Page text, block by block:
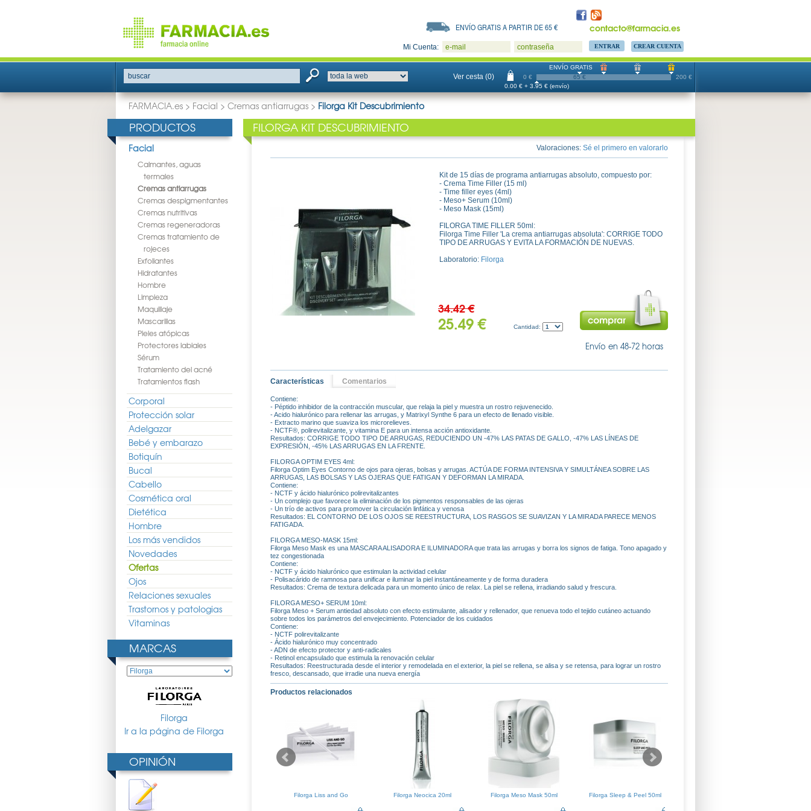
contacto@farmacia.es
ENVÍO GRATIS A PARTIR DE 65 €
Mi Cuenta: e-mail contraseña CREAR CUENTA
buscar Ver cesta (0) 0 € 200 €
ENVÍO GRATIS
65 €
0.00 € + 3.95 € (envío)
FARMACIA.es > Facial > Cremas antiarrugas > Filorga Kit Descubrimiento
PRODUCTOS
Facial
Calmantes, aguas
termales
Cremas antiarrugas
Cremas despigmentantes
Cremas nutritivas
Cremas regeneradoras
Cremas tratamiento de
rojeces
Exfoliantes
Hidratantes
Hombre
Limpieza
Maquillaje
Mascarillas
Pieles atópicas
Protectores labiales
Sérum
Tratamiento del acné
Tratamientos flash
Corporal
Protección solar
Adelgazar
Bebé y embarazo
Botiquín
Bucal
Cabello
Cosmética oral
Dietética
Hombre
Los más vendidos
Novedades
Ofertas
Ojos
Relaciones sexuales
Trastornos y patologias
Vitaminas
MARCAS
Filorga
Ir a la página de Filorga
OPINIÓN
FILORGA KIT DESCUBRIMIENTO
Valoraciones: Sé el primero en valorarlo
Kit de 15 días de programa antiarrugas absoluto, compuesto por:
- Crema Time Filler (15 ml)
- Time filler eyes (4ml)
- Meso+ Serum (10ml)
- Meso Mask (15ml)
FILORGA TIME FILLER 50ml:
Filorga Time Filler 'La crema antiarrugas absoluta': CORRIGE TODO
TIPO DE ARRUGAS Y EVITA LA FORMACIÓN DE NUEVAS.
Laboratorio: Filorga
34.42 €
25.49 € Cantidad:
Envío en 48-72 horas
Características Comentarios
Contiene:
- Péptido inhibidor de la contracción muscular, que relaja la piel y muestra un rostro rejuvenecido.
- Acido hialurónico para rellenar las arrugas, y Matrixyl Synthe 6 para un efecto de llenado visible.
- Extracto marino que suaviza los microrelieves.
- NCTF®, polirevitalizante, y vitamina E para un intensa acción antioxidante.
Resultados: CORRIGE TODO TIPO DE ARRUGAS, REDUCIENDO UN -47% LAS PATAS DE GALLO, -47% LAS LÍNEAS DE
EXPRESIÓN, -45% LAS ARRUGAS EN LA FRENTE.
FILORGA OPTIM EYES 4ml:
Filorga Optim Eyes Contorno de ojos para ojeras, bolsas y arrugas. ACTÚA DE FORMA INTENSIVA Y SIMULTÁNEA SOBRE LAS
ARRUGAS, LAS BOLSAS Y LAS OJERAS QUE FATIGAN Y DEFORMAN LA MIRADA.
Contiene:
- NCTF y ácido hialurónico polirevitalizantes
- Un complejo que favorece la eliminación de los pigmentos responsables de las ojeras
- Un trío de activos para promover la circulación linfática y venosa
Resultados: EL CONTORNO DE LOS OJOS SE REESTRUCTURA, LOS RASGOS SE SUAVIZAN Y LA MIRADA PARECE MENOS
FATIGADA.
FILORGA MESO-MASK 15ml:
Filorga Meso Mask es una MASCARA ALISADORA E ILUMINADORA que trata las arrugas y borra los signos de fatiga. Tono apagado y
tez congestionada
Contiene:
- NCTF y ácido hialurónico que estimulan la actividad celular
- Polisacárido de ramnosa para unificar e iluminar la piel instantáneamente y de forma duradera
Resultados: Crema de textura delicada para un momento único de relax. La piel se rellena, irradiando salud y frescura.
FILORGA MESO+ SERUM 10ml:
Filorga Meso + Serum antiedad absoluto con efecto estimulante, alisador y rellenador, que renueva todo el tejido cutáneo actuando
sobre todos los parámetros del envejecimiento. Potenciador de los cuidados
Contiene:
- NCTF polirevitalizante
- Ácido hialurónico muy concentrado
- ADN de efecto protector y anti-radicales
- Retinol encapsulado que estimula la renovación celular
Resultados: Reestructurada desde el interior y remodelada en el exterior, la piel se rellena, se alisa y se retensa, para lograr un rostro
fresco, descansado, que irradie una nueva energía
Productos relacionados
Filorga Time Filler 50ml Filorga Liss and Go Filorga Neocica 20ml Filorga Meso Mask 50ml Filorga Sleep & Peel 50ml